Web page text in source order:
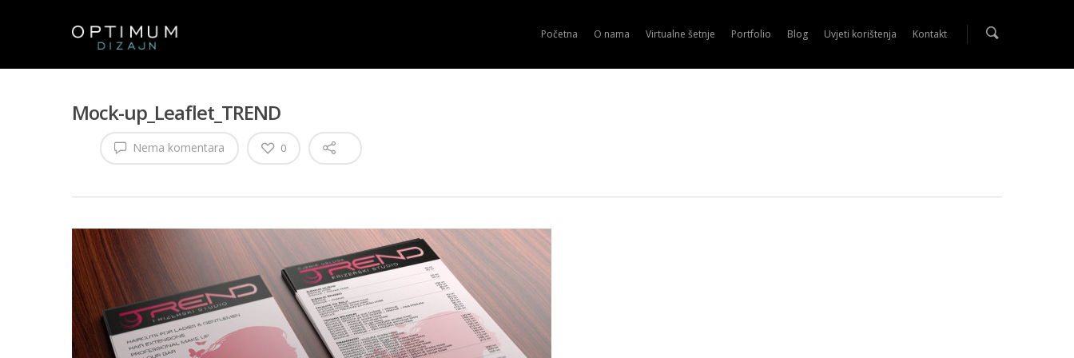
Početna O nama Virtualne šetnje Portfolio Blog Uvjeti korištenja Kontakt
Mock-up_Leaflet_TREND
Nema komentara 0